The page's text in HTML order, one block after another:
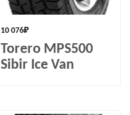
10 076₽
Torero MPS500
Sibir Ice Van